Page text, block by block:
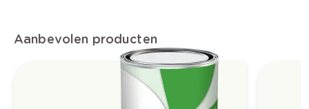
Aanbevolen producten